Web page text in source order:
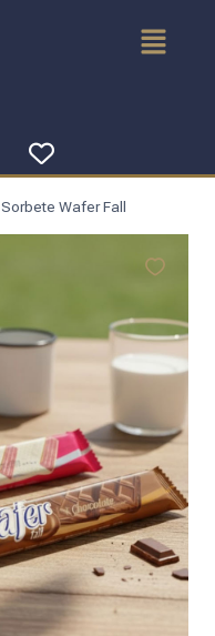
Sorbete Wafer Fall